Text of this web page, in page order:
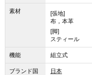
素材
[張地]
布，本革
[脚]
スティール
機能 組立式
ブランド国 日本